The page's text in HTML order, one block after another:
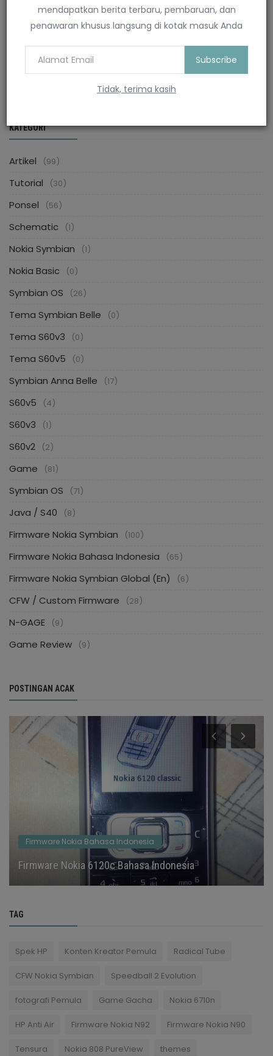
mendapatkan berita terbaru, pembaruan, dan
penawaran khusus langsung di kotak masuk Anda
Subscribe
Tidak, terima kasih
Nokia E52 Power Custom Firmware
Symbianesia Juli 17, 2024 0 4788
KATEGORI
Artikel (99)
Tutorial (30)
Ponsel (56)
Schematic (1)
Nokia Symbian (1)
Nokia Basic (0)
Symbian OS (26)
Tema Symbian Belle (0)
Tema S60v3 (0)
Tema S60v5 (0)
Symbian Anna Belle (17)
S60v5 (4)
S60v3 (1)
S60v2 (2)
Game (81)
Symbian OS (71)
Java / S40 (8)
Firmware Nokia Symbian (100)
Firmware Nokia Bahasa Indonesia (65)
Firmware Nokia Symbian Global (En) (6)
CFW / Custom Firmware (28)
N-GAGE (9)
Game Review (9)
POSTINGAN ACAK
Firmware Nokia Bahasa Indonesia
Firmware Nokia 6120c Bahasa Indonesia
TAG
Spek HP Konten Kreator Pemula Radical Tube
CFW Nokia Symbian Speedball 2 Evolution
fotografi Pemula Game Gacha Nokia 6710n
HP Anti Air Firmware Nokia N92 Firmware Nokia N90
Tensura Nokia 808 PureView themes